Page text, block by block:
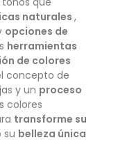
naturales ,
opciones de
herramientas
de colores
concepto de
y un proceso
colores
transforme su
su belleza única